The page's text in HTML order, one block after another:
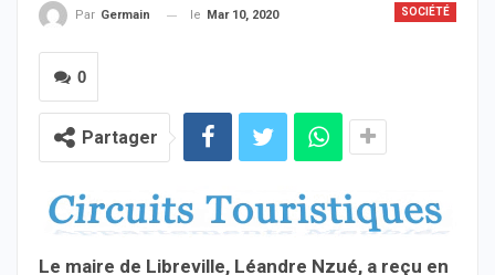
SOCIÉTÉ
Par Germain le Mar 10, 2020
0
Partager
Le maire de Libreville, Léandre Nzué, a reçu en